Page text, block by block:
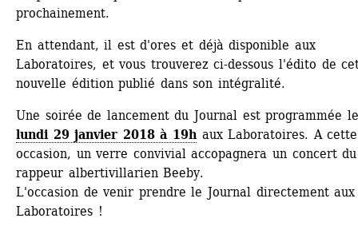
prochainement.
En attendant, il est d'ores et déjà disponible aux
Laboratoires, et vous trouverez ci-dessous l'édito de
nouvelle édition publié dans son intégralité.
Une soirée de lancement du Journal est programmée le
lundi 29 janvier 2018 à 19h aux Laboratoires. A cette
occasion, un verre convivial accopagnera un concert du
rappeur albertivillarien Beeby.
L'occasion de venir prendre le Journal directement aux
Laboratoires !